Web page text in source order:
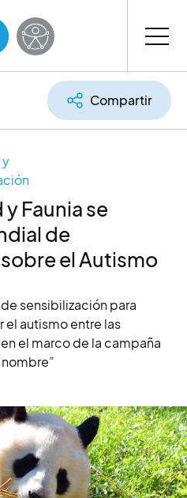
Compartir
y
Faunia se
de
el Autismo
sensibilización para
el autismo entre las
el marco de la campaña